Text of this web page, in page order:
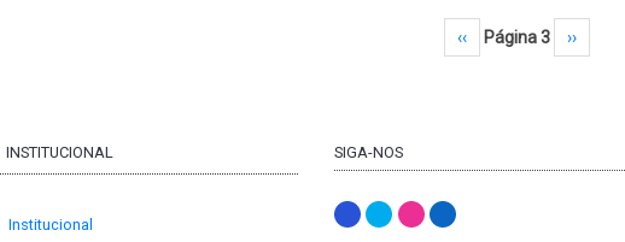
Página anterior
‹‹ Página 3 Próxima página
››
INSTITUCIONAL
Institucional
SIGA-NOS